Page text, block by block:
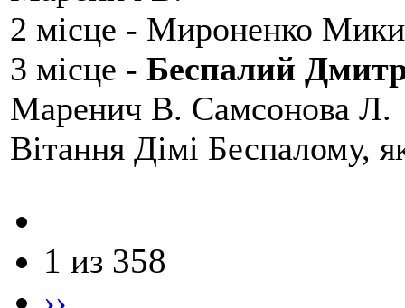
2 місце - Мироненко
3 місце - Беспалий
Маренич В. Самсонова Л.
Вітання Дімі Беспалому,
1 из 358